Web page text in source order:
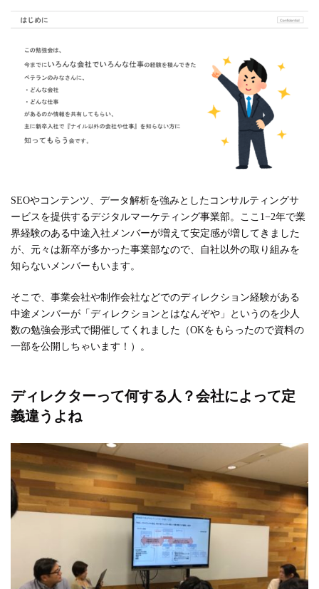
SEOやコンテンツ、データ解析を強みとしたコンサルティングサ
ービスを提供するデジタルマーケティング事業部。ここ1−2年で業
界経験のある中途入社メンバーが増えて安定感が増してきました
が、元々は新卒が多かった事業部なので、自社以外の取り組みを
知らないメンバーもいます。
そこで、事業会社や制作会社などでのディレクション経験がある
中途メンバーが「ディレクションとはなんぞや」というのを少人
数の勉強会形式で開催してくれました（OKをもらったので資料の
一部を公開しちゃいます！）。
ディレクターって何する人？会社によって定
義違うよね